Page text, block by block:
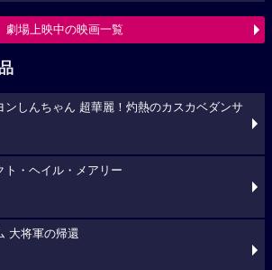
劇場上映中の映画一覧
ンしんちゃん 超華麗！灼熱のカスカベダンサ
ト・ヘイル・メアリー
大将軍の帰還